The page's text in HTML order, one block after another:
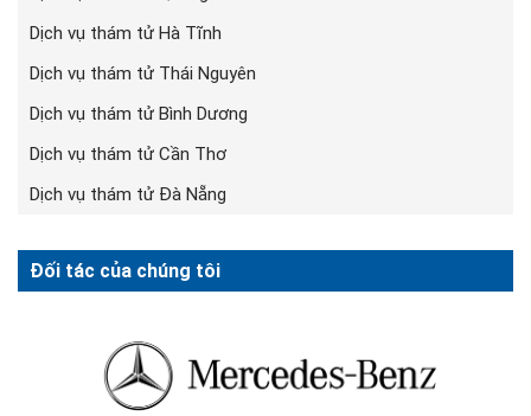
Dịch vụ thám tử Hà Tĩnh
Dịch vụ thám tử Thái Nguyên
Dịch vụ thám tử Bình Dương
Dịch vụ thám tử Cần Thơ
Dịch vụ thám tử Đà Nẵng
Đối tác của chúng tôi